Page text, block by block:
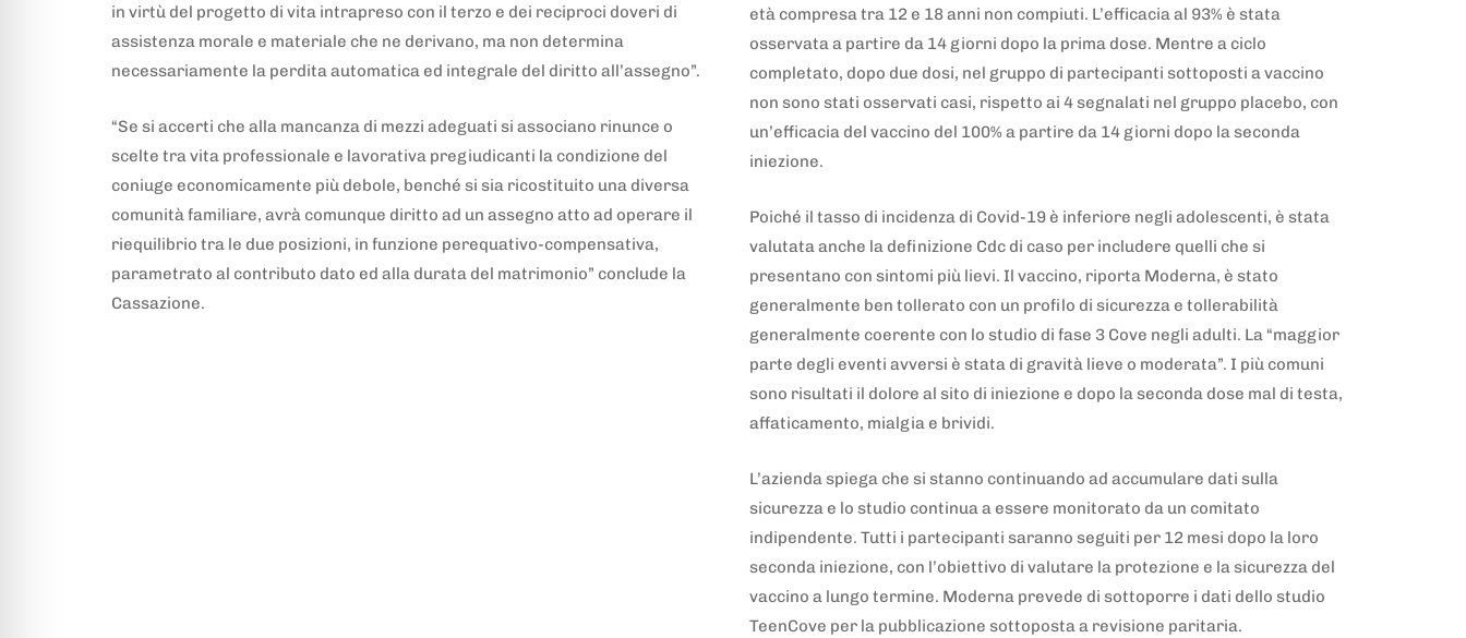
in virtù del progetto di vita intrapreso con il terzo e dei reciproci doveri di
assistenza morale e materiale che ne derivano, ma non determina
necessariamente la perdita automatica ed integrale del diritto all’assegno”.
“Se si accerti che alla mancanza di mezzi adeguati si associano rinunce o
scelte tra vita professionale e lavorativa pregiudicanti la condizione del
coniuge economicamente più debole, benché si sia ricostituito una diversa
comunità familiare, avrà comunque diritto ad un assegno atto ad operare il
riequilibrio tra le due posizioni, in funzione perequativo-compensativa,
parametrato al contributo dato ed alla durata del matrimonio” conclude la
Cassazione.
età compresa tra 12 e 18 anni non compiuti. L’efficacia al 93% è stata
osservata a partire da 14 giorni dopo la prima dose. Mentre a ciclo
completato, dopo due dosi, nel gruppo di partecipanti sottoposti a vaccino
non sono stati osservati casi, rispetto ai 4 segnalati nel gruppo placebo, con
un’efficacia del vaccino del 100% a partire da 14 giorni dopo la seconda
iniezione.
Poiché il tasso di incidenza di Covid-19 è inferiore negli adolescenti, è stata
valutata anche la definizione Cdc di caso per includere quelli che si
presentano con sintomi più lievi. Il vaccino, riporta Moderna, è stato
generalmente ben tollerato con un profilo di sicurezza e tollerabilità
generalmente coerente con lo studio di fase 3 Cove negli adulti. La “maggior
parte degli eventi avversi è stata di gravità lieve o moderata”. I più comuni
sono risultati il dolore al sito di iniezione e dopo la seconda dose mal di testa,
affaticamento, mialgia e brividi.
L’azienda spiega che si stanno continuando ad accumulare dati sulla
sicurezza e lo studio continua a essere monitorato da un comitato
indipendente. Tutti i partecipanti saranno seguiti per 12 mesi dopo la loro
seconda iniezione, con l’obiettivo di valutare la protezione e la sicurezza del
vaccino a lungo termine. Moderna prevede di sottoporre i dati dello studio
TeenCove per la pubblicazione sottoposta a revisione paritaria.